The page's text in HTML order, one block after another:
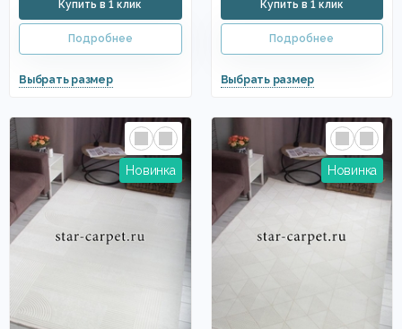
Шкуры коровы на пол Из полиэстера
Жёлтые ковры Фиолетовые ковры Розовые
Для подростков Оранжевые ковры Из Польши
Для квартиры Ковры из акрила Для детского сада
Из Египта Классические ковры
Прямоугольные ковры Элитные ковры Сиреневые
Восточные ковры Оливковые